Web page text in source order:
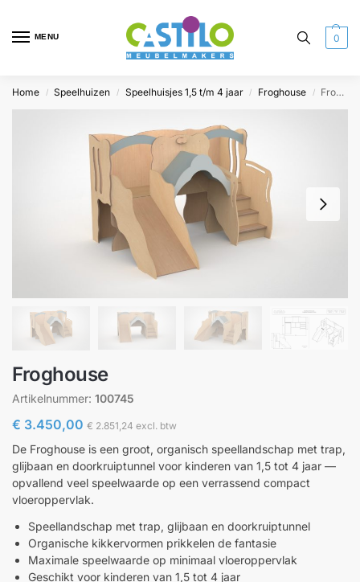
MENU 0
Home / Speelhuizen / Speelhuisjes 1,5 t/m 4 jaar / Froghouse / Froghouse
Froghouse
Artikelnummer: 100745
€ 3.450,00 € 2.851,24 excl. btw
De Froghouse is een groot, organisch speellandschap met trap,
glijbaan en doorkruiptunnel voor kinderen van 1,5 tot 4 jaar —
opvallend veel speelwaarde op een verrassend compact
vloeroppervlak.
Speellandschap met trap, glijbaan en doorkruiptunnel
Organische kikkervormen prikkelen de fantasie
Maximale speelwaarde op minimaal vloeroppervlak
Geschikt voor kinderen van 1,5 tot 4 jaar